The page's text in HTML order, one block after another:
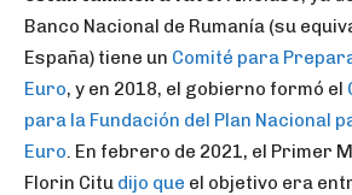
Banco Nacional de Rumanía (su
España) tiene un Comité para
Euro, y en 2018, el gobierno formó el
para la Fundación del Plan Nacional
Euro. En febrero de 2021, el Primer
Florin Citu dijo que el objetivo era